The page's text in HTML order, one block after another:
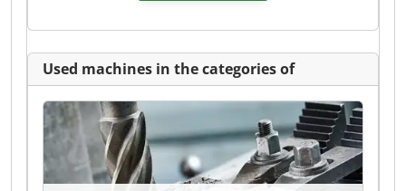
Used machines in the categories of